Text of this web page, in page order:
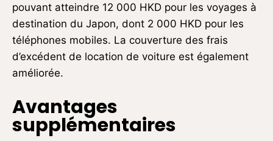
pouvant atteindre 12 000 HKD pour les voyages à
destination du Japon, dont 2 000 HKD pour les
téléphones mobiles. La couverture des frais
d’excédent de location de voiture est également
améliorée.
Avantages
supplémentaires